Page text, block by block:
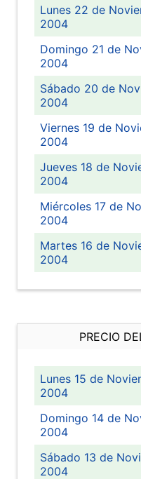
Lunes 22 de
2004
Domingo 21 de
2004
Sábado 20 de
2004
Viernes 19 de
2004
Jueves 18 de
2004
Miércoles 17 de
2004
Martes 16 de
2004
PRECIO
Lunes 15 de
2004
Domingo 14 de
2004
Sábado 13 de
2004